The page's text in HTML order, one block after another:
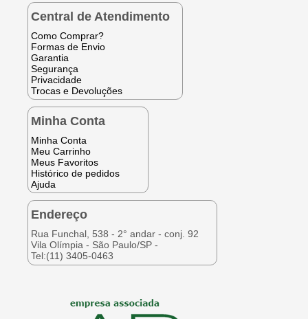
Central de Atendimento
Como Comprar?
Formas de Envio
Garantia
Segurança
Privacidade
Trocas e Devoluções
Minha Conta
Minha Conta
Meu Carrinho
Meus Favoritos
Histórico de pedidos
Ajuda
Endereço
Rua Funchal, 538 - 2° andar - conj. 92
Vila Olímpia - São Paulo/SP -
Tel:(11) 3405-0463